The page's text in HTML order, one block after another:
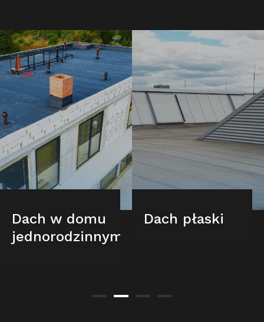
Dach w domu
jednorodzinnym
Dach płaski